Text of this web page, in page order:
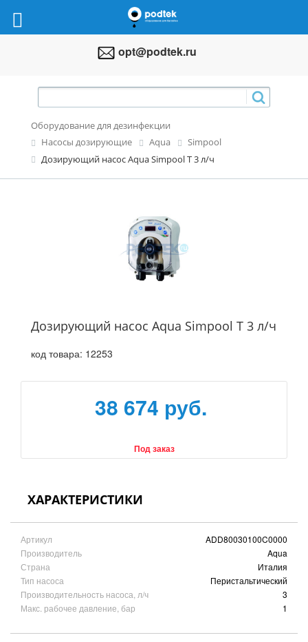
opt@podtek.ru
Оборудование для дезинфекции
Насосы дозирующие
Aqua
Simpool
Дозирующий насос Aqua Simpool Т 3 л/ч
Дозирующий насос Aqua Simpool Т 3 л/ч
код товара: 12253
38 674 руб.
Под заказ
ХАРАКТЕРИСТИКИ
Артикул
ADD80030100C0000
Производитель
Aqua
Страна
Италия
Тип насоса
Перистальтический
Производительность насоса, л/ч
3
Макс. рабочее давление, бар
1